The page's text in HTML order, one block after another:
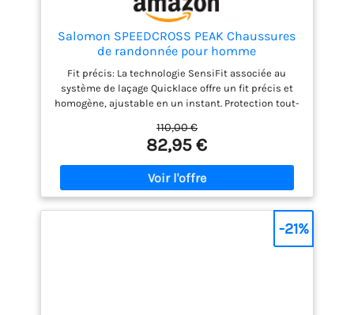
Salomon SPEEDCROSS PEAK Chaussures
de randonnée pour homme
Fit précis: La technologie SensiFit associée au
système de laçage Quicklace offre un fit précis et
homogène, ajustable en un instant. Protection tout-
résistent aux terrains les plus accidentés.
Adhérence active: Avec son profil de crampons
agressifs, le Contagrip garantit une adhérence
performante sur tous les types de surface et de
terrain. Protégez vos pieds quelles que soient la
distance ou l’allure
110,00 €
82,95 €
-21%